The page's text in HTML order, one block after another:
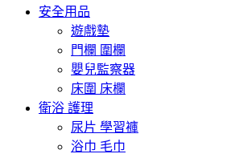
安全用品
遊戲墊
門欄 圍欄
嬰兒監察器
床圍 床欄
衛浴 護理
尿片 學習褲
浴巾 毛巾